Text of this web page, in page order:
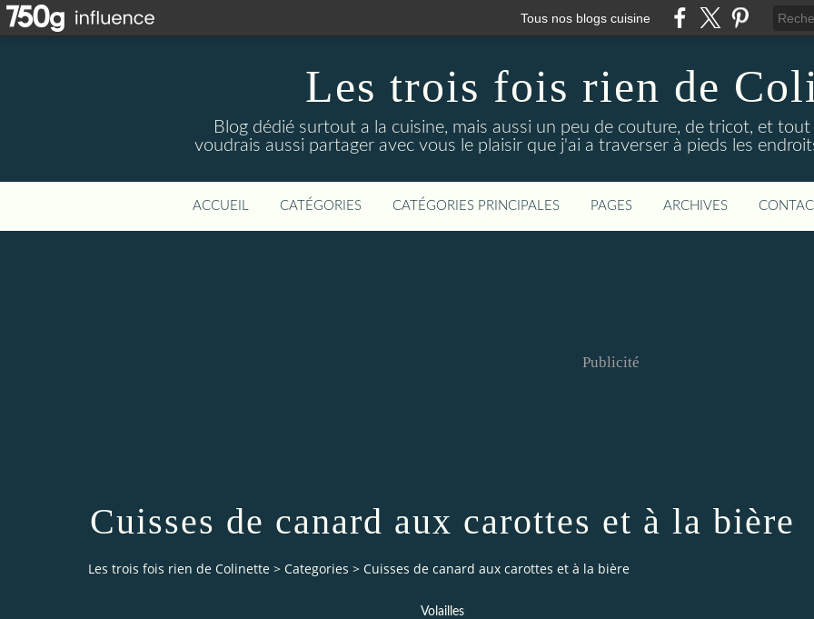
Tous nos blogs cuisine
Les trois fois rien de
Blog dédié surtout a la cuisine, mais aussi un peu de couture, de tricot, et
voudrais aussi partager avec vous le plaisir que j'ai a traverser à pieds les
ACCUEIL CATÉGORIES CATÉGORIES PRINCIPALES PAGES ARCHIVES
Publicité
Cuisses de canard aux carottes et à la bière
Les trois fois rien de Colinette > Categories > Cuisses de canard aux carottes et à la bière
Volailles